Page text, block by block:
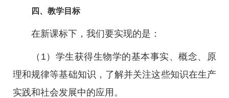
四、教学目标
在新课标下，我们要实现的是：
（1）学生获得生物学的基本事实、概念、原
理和规律等基础知识，了解并关注这些知识在生产
实践和社会发展中的应用。